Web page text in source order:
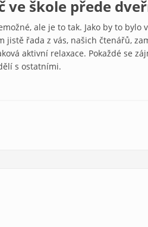
ve škole přede
ale je to tak. Jako by to
jistě řada z vás, našich čtenářů,
aktivní relaxace. Pokaždé se
s ostatními.